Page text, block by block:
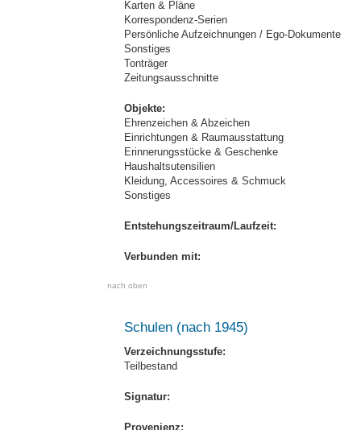
Karten & Pläne
Korrespondenz-Serien
Persönliche Aufzeichnungen / Ego-Dokumente
Sonstiges
Tonträger
Zeitungsausschnitte
Objekte:
Ehrenzeichen & Abzeichen
Einrichtungen & Raumausstattung
Erinnerungsstücke & Geschenke
Haushaltsutensilien
Kleidung, Accessoires & Schmuck
Sonstiges
Entstehungszeitraum/Laufzeit:
Verbunden mit:
nach oben
Schulen (nach 1945)
Verzeichnungsstufe:
Teilbestand
Signatur:
Provenienz: